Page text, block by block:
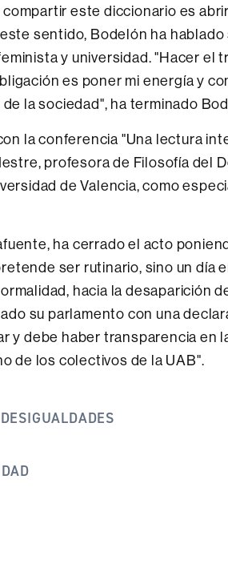
este diccionario es
sentido, Bodelón ha
y universidad. "Hacer el
es poner mi energía y
la sociedad", ha terminado
la conferencia "Una lectura
profesora de Filosofía del
de Valencia, como
ha cerrado el acto
ser rutinario, sino un día
hacia la desaparición
su parlamento con una
y debe haber transparencia en
de los colectivos de la UAB".